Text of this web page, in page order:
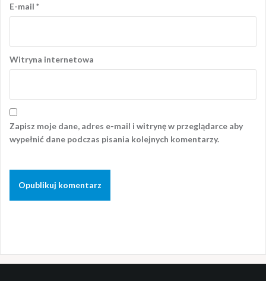
E-mail *
Witryna internetowa
Zapisz moje dane, adres e-mail i witrynę w przeglądarce aby
wypełnić dane podczas pisania kolejnych komentarzy.